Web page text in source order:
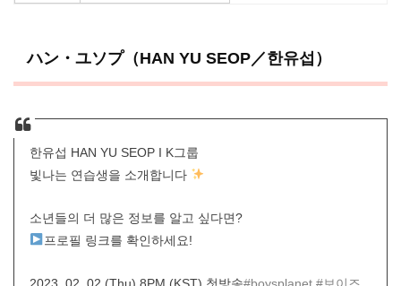
ハン・ユソプ（HAN YU SEOP／한유섭）
한유섭 HAN YU SEOP I K그룹
빛나는 연습생을 소개합니다
소년들의 더 많은 정보를 알고 싶다면?
프로필 링크를 확인하세요!